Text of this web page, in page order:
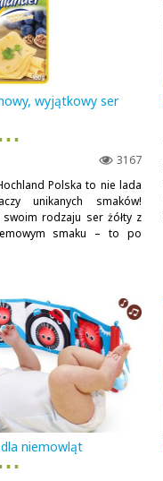
wyjątkowy ser
▪ ▪
3167
Polska to nie lada
unikanych smaków!
rodzaju ser żółty z
smaku – to po
niemowląt
▪ ▪